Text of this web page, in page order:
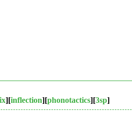
][inflection][phonotactics][3sp]